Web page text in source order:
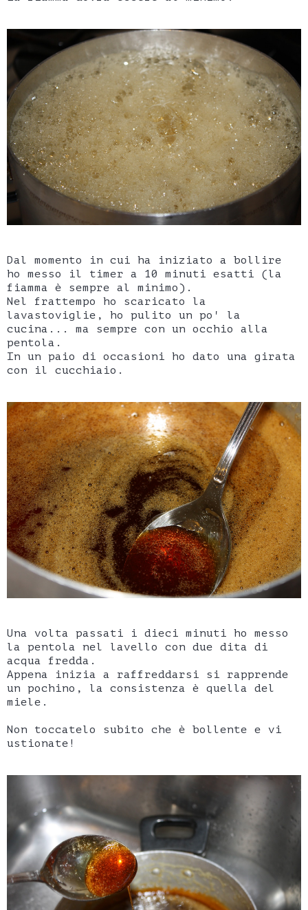
Dal momento in cui ha iniziato a bollire
ho messo il timer a 10 minuti esatti (la
fiamma è sempre al minimo).
Nel frattempo ho scaricato la
lavastoviglie, ho pulito un po' la
cucina... ma sempre con un occhio alla
pentola.
In un paio di occasioni ho dato una girata
con il cucchiaio.
Una volta passati i dieci minuti ho messo
la pentola nel lavello con due dita di
acqua fredda.
Appena inizia a raffreddarsi si rapprende
un pochino, la consistenza è quella del
miele.
Non toccatelo subito che è bollente e vi
ustionate!